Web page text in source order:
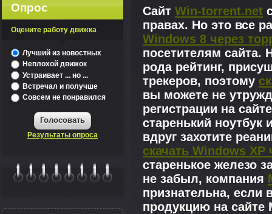
Сайт Win-torrent.net
правах. Но это все
Windows 8 через
посетителям сайта.
рода рейтинг,
трекеров, поэтому
вы можете не
регистрации на
старенький
вдруг захотите
скачать Windows XP
старенькое железо
не забыл, компания
признательна, если
продукцию на сайте
Опрос
Оцените работу движка
Лучший из новостных
Неплохой движок
Устраивает ... но ...
Встречал и получше
Совсем не понравился
Голосовать
Результаты опроса